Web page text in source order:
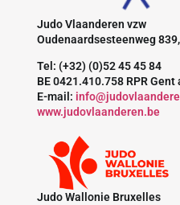
Judo Vlaanderen vzw
Oudenaardsesteenweg
Tel: (+32) (0)52 45 45 84
BE 0421.410.758 RPR
E-mail:
www.judovlaanderen.be
Judo Wallonie Bruxelles